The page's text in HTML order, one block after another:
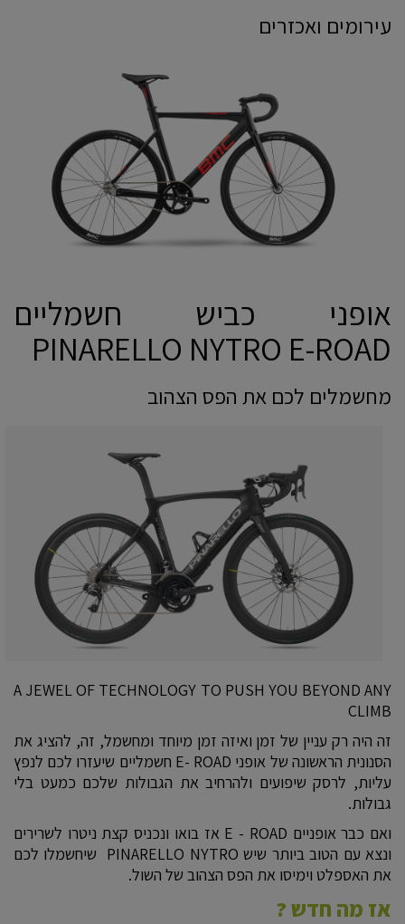
עירומים ואכזרים
אופני כביש חשמליים
PINARELLO NYTRO E-ROAD
מחשמלים לכם את הפס הצהוב
A JEWEL OF TECHNOLOGY TO PUSH YOU BEYOND ANY
CLIMB
זה היה רק עניין של זמן ואיזה זמן מיוחד ומחשמל, זה, להציג את
הסנונית הראשונה של אופני E- ROAD חשמליים שיעזרו לכם לנפץ
עליות, לרסק שיפועים ולהרחיב את הגבולות שלכם כמעט בלי
גבולות.
ואם כבר אופניים E - ROAD אז בואו ונכניס קצת ניטרו לשרירים
ונצא עם הטוב ביותר שיש PINARELLO NYTRO שיחשמלו לכם
את האספלט וימיסו את הפס הצהוב של השול.
אז מה חדש ?